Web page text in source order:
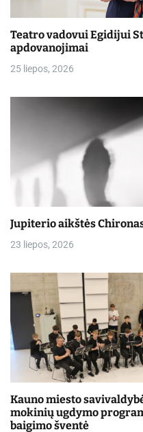
Teatro vadovui Egidijui
apdovanojimai
25 liepos, 2026
Jupiterio aikštės
23 liepos, 2026
Kauno miesto
mokinių ugdymo
baigimo šventė